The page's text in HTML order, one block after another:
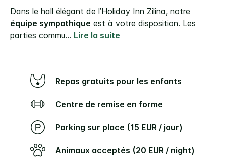
Dans le hall élégant de l’Holiday Inn Zilina, notre
équipe sympathique est à votre disposition. Les
parties commu... Lire la suite
Repas gratuits pour les enfants
Centre de remise en forme
Parking sur place (15 EUR / jour)
Animaux acceptés (20 EUR / night)